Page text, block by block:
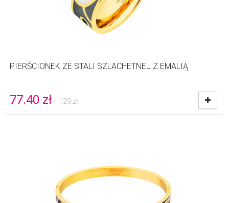
PIERŚCIONEK ZE STALI SZLACHETNEJ Z EMALIĄ
77.40 zł 129zł